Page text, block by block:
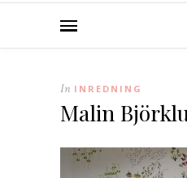
In INREDNING
Malin